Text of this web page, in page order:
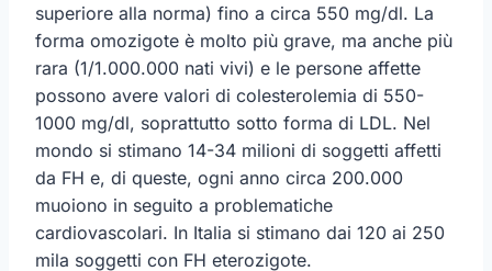
superiore alla norma) fino a circa 550 mg/dl. La
forma omozigote è molto più grave, ma anche più
rara (1/1.000.000 nati vivi) e le persone affette
possono avere valori di colesterolemia di 550-
1000 mg/dl, soprattutto sotto forma di LDL. Nel
mondo si stimano 14-34 milioni di soggetti affetti
da FH e, di queste, ogni anno circa 200.000
muoiono in seguito a problematiche
cardiovascolari. In Italia si stimano dai 120 ai 250
mila soggetti con FH eterozigote.